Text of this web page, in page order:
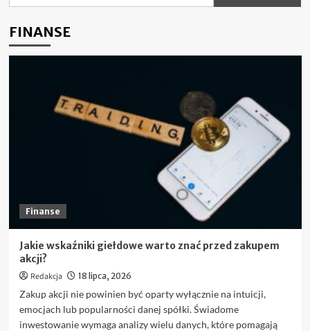
FINANSE
Finanse
Jakie wskaźniki giełdowe warto znać przed zakupem
akcji?
Redakcja 18 lipca, 2026
Zakup akcji nie powinien być oparty wyłącznie na intuicji,
emocjach lub popularności danej spółki. Świadome
inwestowanie wymaga analizy wielu danych, które pomagają